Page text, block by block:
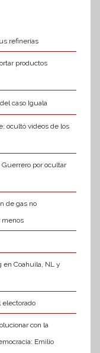
refinerías
productos
caso Iguala
ocultó videos de los
por ocultar
de gas no
menos
en Coahuila, NL y
electorado
con la
Emilio